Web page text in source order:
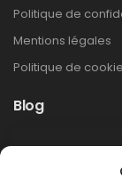
Politique de
Mentions légales
Politique de
Blog